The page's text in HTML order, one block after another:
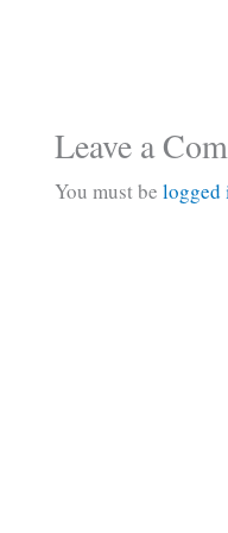
Leave a
You must be logged